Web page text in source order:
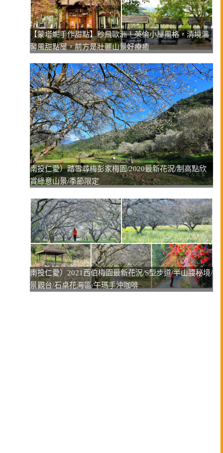
【蒙塔妮手作甜點】秒飛歐洲！英倫小屋風格，清境溫
馨風甜點屋，前方是壯麗山景好療癒
南投仁愛）踏雪尋梅彭家梅園/2020最新花況/制高點欣
賞綠意山景/季節限定
南投仁愛）2021西伯梅園最新花況/S型步道/半山腰秘境/
景觀台/石桌花海區/午瑪手沖咖啡